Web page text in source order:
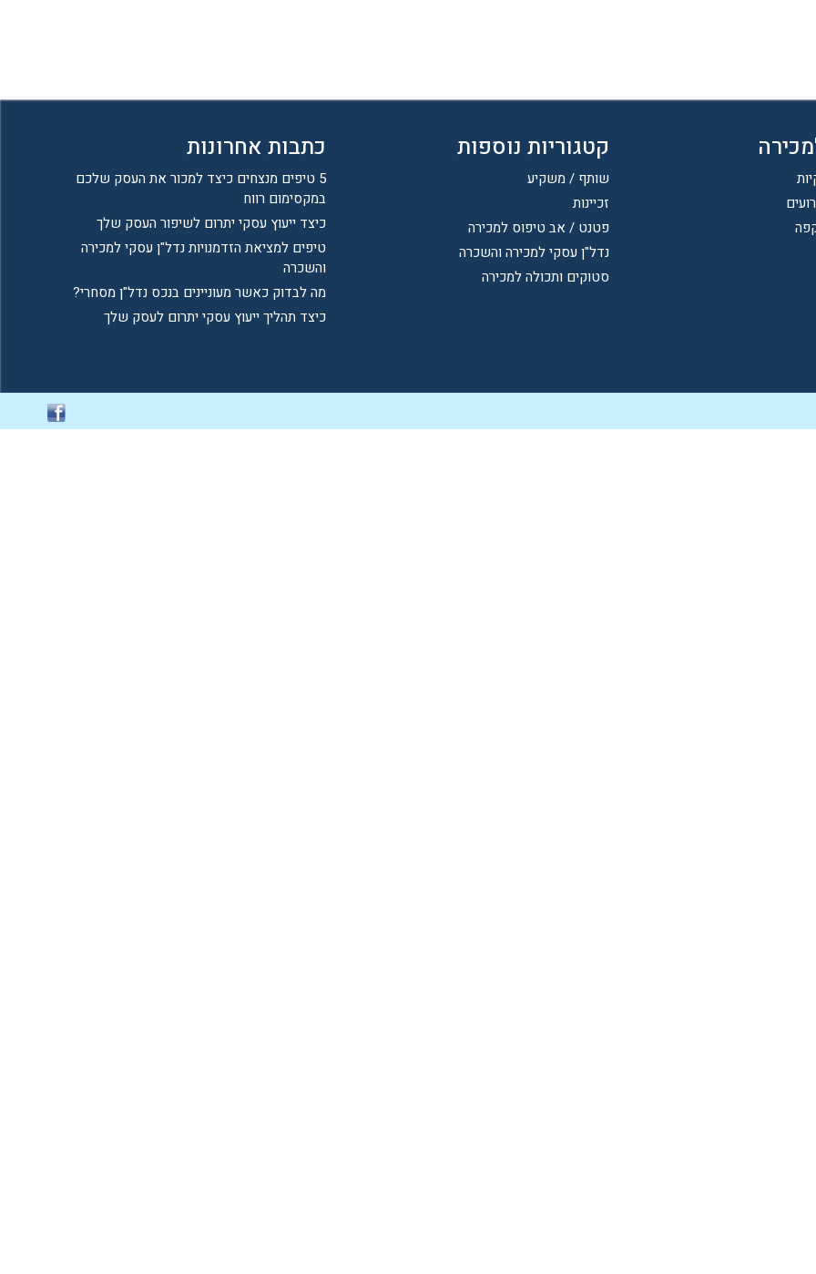
קטגוריות נוספות
שותף / משקיע
זכיינות
פטנט / אב טיפוס למכירה
נדל"ן עסקי למכירה והשכרה
סטוקים ותכולה למכירה
כתבות אחרונות
5 טיפים מנצחים כיצד למכור את העסק שלכם
במקסימום רווח
כיצד ייעוץ עסקי יתרום לשיפור העסק שלך
טיפים למציאת הזדמנויות נדל"ן עסקי למכירה
והשכרה
מה לבדוק כאשר מעוניינים בנכס נדל"ן מסחרי?
כיצד תהליך ייעוץ עסקי יתרום לעסק שלך